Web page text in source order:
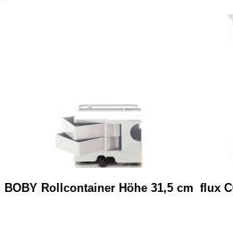
BOBY Rollcontainer Höhe 31,5 cm flux